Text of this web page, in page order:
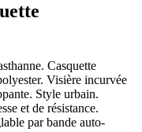
Casquette
Visière incurvée
Style urbain.
et de résistance.
par bande auto-